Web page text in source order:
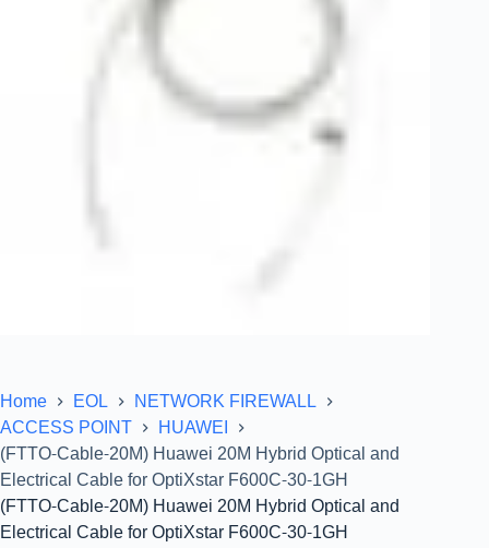
Home EOL
NETWORK FIREWALL
ACCESS POINT
HUAWEI
(FTTO-Cable-20M) Huawei 20M Hybrid Optical and
Electrical Cable for OptiXstar F600C-30-1GH
(FTTO-Cable-20M) Huawei 20M Hybrid Optical and
Electrical Cable for OptiXstar F600C-30-1GH